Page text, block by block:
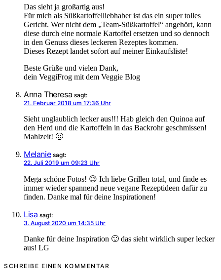
Das sieht ja großartig aus!
Für mich als Süßkartoffelliebhaber ist das ein super tolles
Gericht. Wer nicht dem „Team-Süßkartoffel“ angehört, kann
diese durch eine normale Kartoffel ersetzen und so dennoch
in den Genuss dieses leckeren Rezeptes kommen.
Dieses Rezept landet sofort auf meiner Einkaufsliste!
Beste Grüße und vielen Dank,
dein VeggiFrog mit dem Veggie Blog
Anna Theresa sagt:
21. Februar 2018 um 17:36 Uhr
Sieht unglaublich lecker aus!!! Hab gleich den Quinoa auf
den Herd und die Kartoffeln in das Backrohr geschmissen!
Mahlzeit! 🙂
Melanie sagt:
22. Juli 2019 um 09:23 Uhr
Mega schöne Fotos! 😉 Ich liebe Grillen total, und finde es
immer wieder spannend neue vegane Rezeptideen dafür zu
finden. Danke mal für deine Inspirationen!
Lisa sagt:
3. August 2020 um 14:35 Uhr
Danke für deine Inspiration 🙂 das sieht wirklich super lecker
aus! LG
SCHREIBE EINEN KOMMENTAR